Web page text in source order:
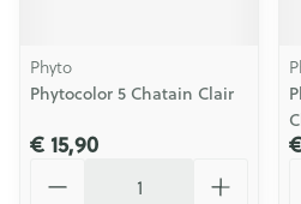
Phyto
Phytocolor 5 Chatain Clair
€ 15,90